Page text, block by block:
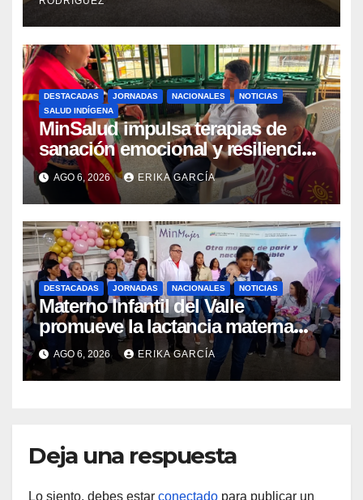
DESTACADAS JORNADAS NACIONALES
NOTICIAS
SALUD INDÍGENA
MinSalud impulsa terapias de
sanación emocional y resiliencia
post-sismo junto a comunidades
indígenas en Caracas
AGO 6, 2026 ERIKA GARCÍA
DESTACADAS JORNADAS NACIONALES NOTICIAS
Materno Infantil del Valle
promueve la lactancia materna
como un inicio sostenible para la
vida
AGO 6, 2026 ERIKA GARCÍA
Deja una respuesta
Lo siento, debes estar conectado para publicar un